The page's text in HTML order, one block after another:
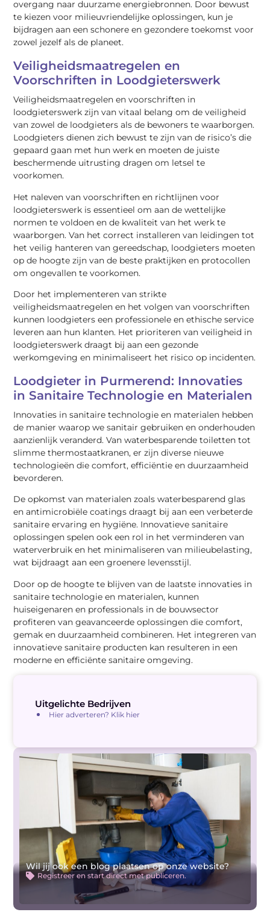
overgang naar duurzame energiebronnen. Door bewust
te kiezen voor milieuvriendelijke oplossingen, kun je
bijdragen aan een schonere en gezondere toekomst voor
zowel jezelf als de planeet.
Veiligheidsmaatregelen en
Voorschriften in Loodgieterswerk
Veiligheidsmaatregelen en voorschriften in
loodgieterswerk zijn van vitaal belang om de veiligheid
van zowel de loodgieters als de bewoners te waarborgen.
Loodgieters dienen zich bewust te zijn van de risico’s die
gepaard gaan met hun werk en moeten de juiste
beschermende uitrusting dragen om letsel te
voorkomen.
Het naleven van voorschriften en richtlijnen voor
loodgieterswerk is essentieel om aan de wettelijke
normen te voldoen en de kwaliteit van het werk te
waarborgen. Van het correct installeren van leidingen tot
het veilig hanteren van gereedschap, loodgieters moeten
op de hoogte zijn van de beste praktijken en protocollen
om ongevallen te voorkomen.
Door het implementeren van strikte
veiligheidsmaatregelen en het volgen van voorschriften
kunnen loodgieters een professionele en ethische service
leveren aan hun klanten. Het prioriteren van veiligheid in
loodgieterswerk draagt bij aan een gezonde
werkomgeving en minimaliseert het risico op incidenten.
Loodgieter in Purmerend: Innovaties
in Sanitaire Technologie en Materialen
Innovaties in sanitaire technologie en materialen hebben
de manier waarop we sanitair gebruiken en onderhouden
aanzienlijk veranderd. Van waterbesparende toiletten tot
slimme thermostaatkranen, er zijn diverse nieuwe
technologieën die comfort, efficiëntie en duurzaamheid
bevorderen.
De opkomst van materialen zoals waterbesparend glas
en antimicrobiële coatings draagt bij aan een verbeterde
sanitaire ervaring en hygiëne. Innovatieve sanitaire
oplossingen spelen ook een rol in het verminderen van
waterverbruik en het minimaliseren van milieubelasting,
wat bijdraagt aan een groenere levensstijl.
Door op de hoogte te blijven van de laatste innovaties in
sanitaire technologie en materialen, kunnen
huiseigenaren en professionals in de bouwsector
profiteren van geavanceerde oplossingen die comfort,
gemak en duurzaamheid combineren. Het integreren van
innovatieve sanitaire producten kan resulteren in een
moderne en efficiënte sanitaire omgeving.
Uitgelichte Bedrijven
Hier adverteren? Klik hier
Wil jij ook een blog plaatsen op onze website?
Registreer en start direct met publiceren.